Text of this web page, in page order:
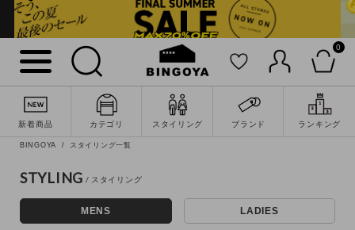
0
新着商品 カテゴリ スタイリング ブランド ランキング
詳細検索
キーワード
BINGOYA スタイリング一覧
STYLING
MENS LADIES